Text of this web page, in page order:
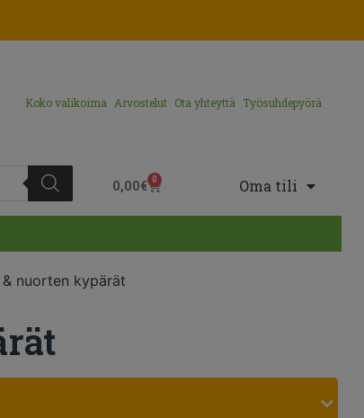
Koko valikoima Arvostelut Ota yhteyttä Työsuhdepyörä
0,00€ 0 Oma tili
nuorten kypärät